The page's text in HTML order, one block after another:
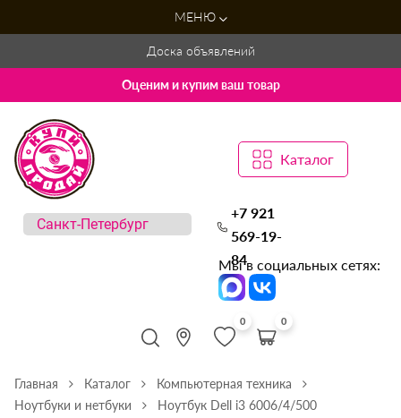
МЕНЮ
Доска объявлений
Оценим и купим ваш товар
Каталог
+7 921
569-19-
84
Мы в социальных сетях:
0 0
Главная Каталог
Компьютерная техника
Ноутбуки и нетбуки
Ноутбук Dell i3 6006/4/500